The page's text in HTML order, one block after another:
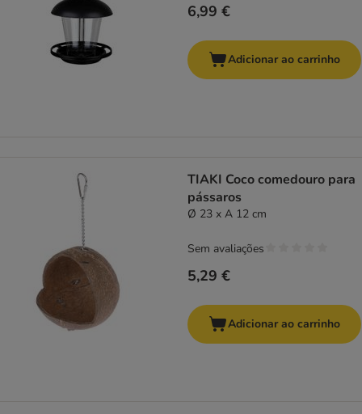
6,99 €
Adicionar ao carrinho
TIAKI Coco comedouro para
pássaros
Ø 23 x A 12 cm
5,29 €
Sem avaliações
Adicionar ao carrinho